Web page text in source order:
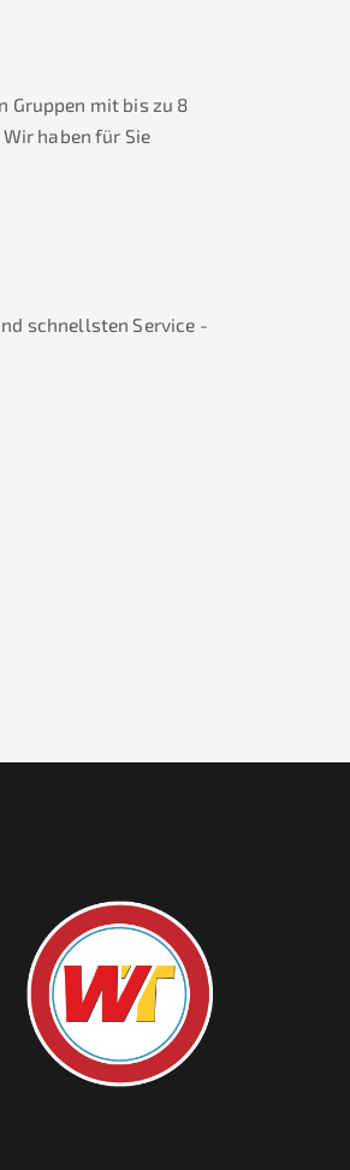
Gruppen mit bis zu 8
haben für Sie
schnellsten Service -